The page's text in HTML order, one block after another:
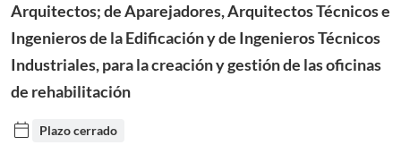
Arquitectos; de Aparejadores, Arquitectos Técnicos e
Ingenieros de la Edificación y de Ingenieros Técnicos
Industriales, para la creación y gestión de las oficinas
de rehabilitación
calendar_today Plazo cerrado